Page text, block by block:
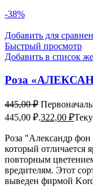
-38%
Добавить для
Быстрый просмотр
Добавить в список
Роза
445,00₽
445,00 ₽.322,00 ₽
Роза "Александр фон
который отличается
повторным
вредителям. Этот
выведен фирмой